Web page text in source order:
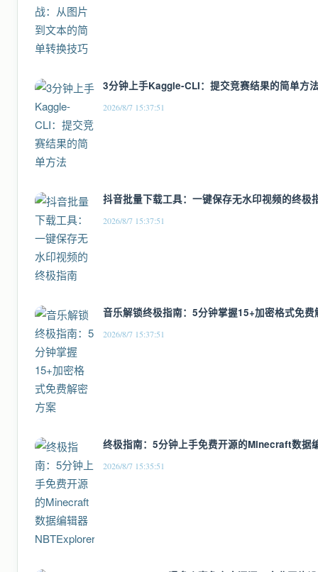
3分钟上手Kaggle-CLI：提交竞赛结果的简单方
2026/8/7 15:37:51
抖音批量下载工具：一键保存无水印视频的终极
2026/8/7 15:37:51
音乐解锁终极指南：5分钟掌握15+加密格式免费
2026/8/7 15:37:51
终极指南：5分钟上手免费开源的Minecraft数据
2026/8/7 15:35:51